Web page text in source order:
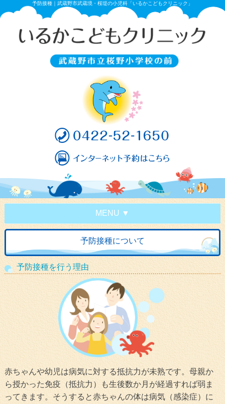
予防接種｜武蔵野市武蔵境・桜堤の小児科「いるかこどもクリニック」
MENU ▼
院長あいさつ
診療内容
診療時間・アクセス
インターネット予約について
アレルギー科
予防接種
予防接種について
予防接種を行う理由
赤ちゃんや幼児は病気に対する抵抗力が未熟です。母親か
ら授かった免疫（抵抗力）も生後数か月が経過すれば弱ま
ってきます。そうすると赤ちゃんの体は病気（感染症）に